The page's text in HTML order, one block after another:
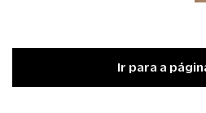
Ir para a